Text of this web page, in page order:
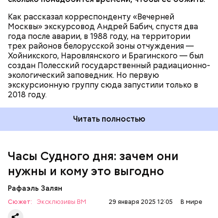
Как рассказал корреспонденту «Вечерней
Москвы» экскурсовод Андрей Бабич, спустя два
года после аварии, в 1988 году, на территории
трех районов белорусской зоны отчуждения —
Хойникского, Наровлянского и Брагинского — был
создан Полесский государственный радиационно-
экологический заповедник. Но первую
экскурсионную группу сюда запустили только в
2018 году.
Читать полностью
Часы Судного дня: зачем они
нужны и кому это выгодно
Рафаэль Залян
Сюжет: Эксклюзивы ВМ 29 января 2025 12:05 В мире
— Поскольку мы стоим на пороге второго
ядерного века и периода беспрецедентного
изменения климата, ученые вновь несут особую
ответственность за информирование
общественности и консультирование лидеров об
опасностях, с которыми сталкивается
человечество. Как ученые мы понимаем опасность
Каждый год — в зависимости от того, какие
события происходят в мире, — ученые,
нобелевские лауреаты и специалисты по ядерной
безопасности из экспертного совета «Бюллетеня
ученых-атомщиков» принимают решение о
перевода на полминуты вперед послужили как
ухудшающиеся отношения между ядерными
выбросов углекислого газа, так и усиление
национализма во всем мире и отрицание
изменения климата.